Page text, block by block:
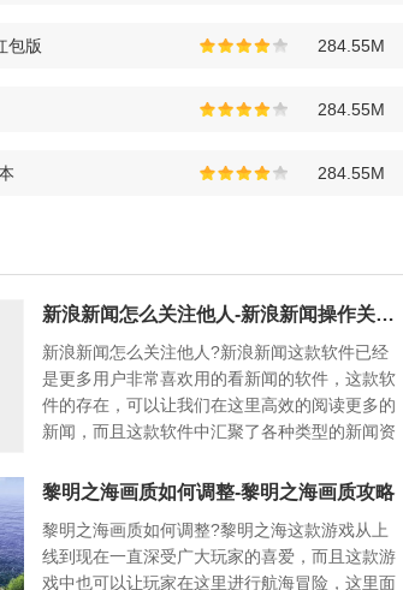
包版 284.55M
284.55M
284.55M
新浪新闻怎么关注他人-新浪新闻操作关注其他用户的步骤
新浪新闻怎么关注他人?新浪新闻这款软件已经
是更多用户非常喜欢用的看新闻的软件，这款软
件的存在，可以让我们在这里高效的阅读更多的
新闻，而且这款软件中汇聚了各种类型的新闻资
讯，这款看新闻的软件已经有更多用户下载了，
热门新闻的了解。
黎明之海画质如何调整-黎明之海画质攻略
黎明之海画质如何调整?黎明之海这款游戏从上
线到现在一直深受广大玩家的喜爱，而且这款游
戏中也可以让玩家在这里进行航海冒险，这里面